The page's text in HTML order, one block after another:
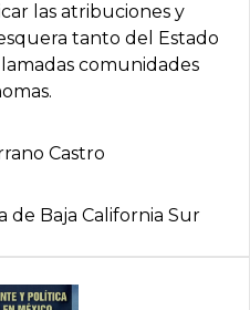
las atribuciones y
tanto del Estado
comunidades
Castro
de Baja California Sur